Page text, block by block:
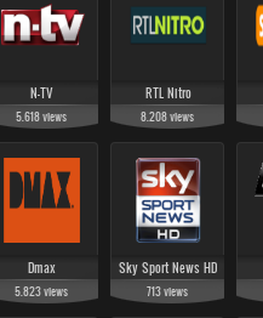
N-TV
5.618views
RTL Nitro
8.208views
Dmax
5.823views
Sky Sport News HD
713views